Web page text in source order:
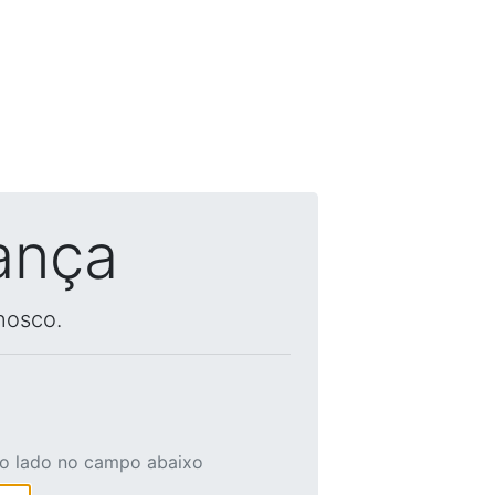
lado no campo abaixo